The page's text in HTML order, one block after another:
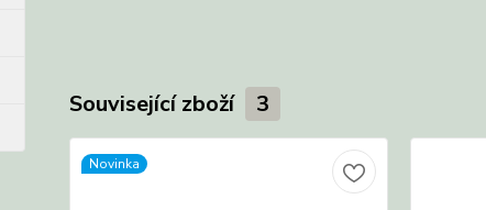
Související zboží 3
Novinka